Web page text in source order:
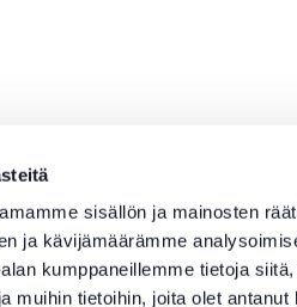
sisällön ja mainosten
ja kävijämäärämme
kumppaneillemme tietoja
muihin tietoihin, joita olet